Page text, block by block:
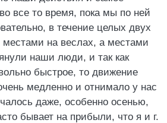
все то время, пока мы по ней
в течение целых двух
на веслах, а местами
наши люди, и так как
быстрое, то движение
медленно и отнимало у нас
даже, особенно осенью,
бывает на прибыли, что я и г.